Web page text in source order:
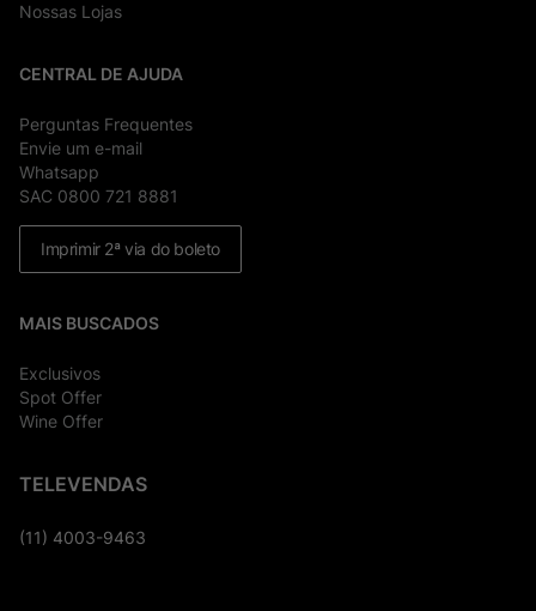
Nossas Lojas
CENTRAL DE AJUDA
Perguntas Frequentes
Envie um e-mail
Whatsapp
SAC 0800 721 8881
Imprimir 2ª via do boleto
MAIS BUSCADOS
Exclusivos
Spot Offer
Wine Offer
TELEVENDAS
(11) 4003-9463